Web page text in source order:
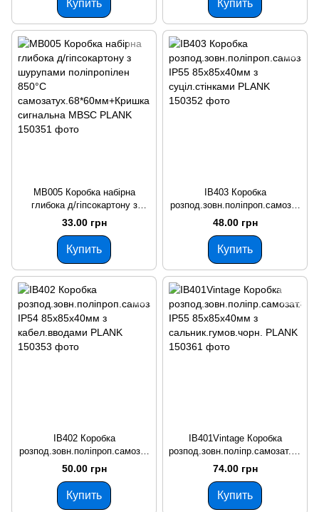
Купить Купить
MB005 Коробка набірна
глибока д/гіпсокартону з
шурупами поліпропілен 850°С
самозатух.68*60мм+Кришка
сигнальна MBSC PLANK
33.00 грн
Купить
IB403 Коробка
розпод.зовн.поліпроп.самозат
ух.850°С IP55 85х85х40мм з
суціл.стінками PLANK
48.00 грн
Купить
IB402 Коробка
розпод.зовн.поліпроп.самозат
ух.850°С IP54 85х85х40мм з
кабел.вводами PLANK
50.00 грн
Купить
IB401Vintage Коробка
розпод.зовн.поліпр.самозат.85
0°С IP55 85х85х40мм з
сальник.гумов.чорн. PLANK
74.00 грн
Купить